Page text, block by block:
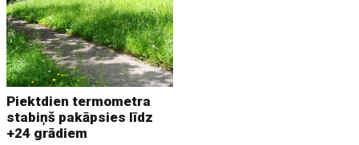
Piektdien termometra
stabiņš pakāpsies līdz
+24 grādiem